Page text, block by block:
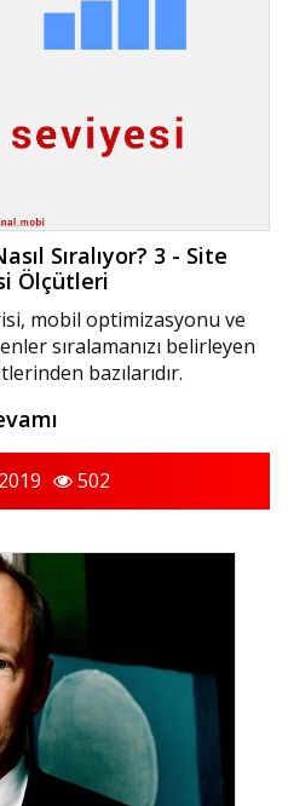
Sıralıyor? 3 - Site
Ölçütleri
mobil optimizasyonu ve
sıralamanızı belirleyen
bazılarıdır.
502